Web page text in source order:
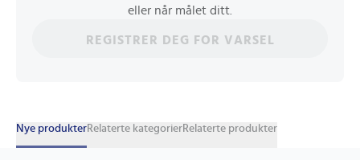
eller når målet ditt.
REGISTRER DEG FOR VARSEL
Nye produkterRelaterte kategorierRelaterte produkter